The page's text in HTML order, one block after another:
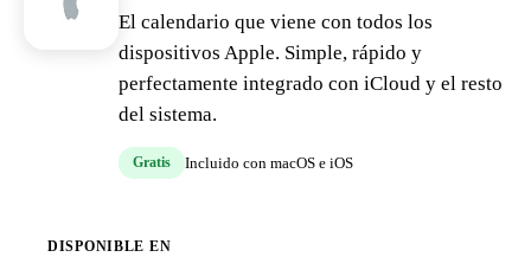
El calendario que viene con todos los
dispositivos Apple. Simple, rápido y
perfectamente integrado con iCloud y el resto
del sistema.
Gratis Incluido con macOS e iOS
DISPONIBLE EN